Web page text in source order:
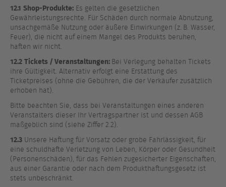
12.1 Shop-Produkte: Es gelten die gesetzlichen
Gewährleistungsrechte. Für Schäden durch normale Abnutzung,
unsachgemäße Nutzung oder äußere Einwirkungen (z. B. Wasser,
Feuer), die nicht auf einem Mangel des Produkts beruhen,
haften wir nicht.
12.2Tickets / Veranstaltungen: Bei Verlegung behalten Tickets
ihre Gültigkeit. Alternativ erfolgt eine Erstattung des
Ticketpreises (ohne die Gebühren, die der Verkäufer zusätzlich
erhoben hat).
Bitte beachten Sie, dass bei Veranstaltungen eines anderen
Veranstalters dieser Ihr Vertragspartner ist und dessen AGB
maßgeblich sind (siehe Ziffer 2.2).
12.3 Unsere Haftung für Vorsatz oder grobe Fahrlässigkeit, für
eine schuldhafte Verletzung von Leben, Körper oder Gesundheit
(Personenschäden), für das Fehlen zugesicherter Eigenschaften,
aus einer Garantie oder nach dem Produkthaftungsgesetz ist
stets unbeschränkt.